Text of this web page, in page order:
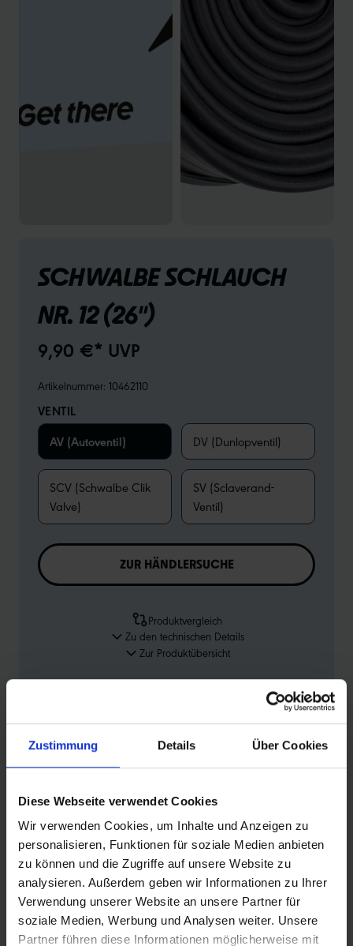
Zustimmung Details Über Cookies
Diese Webseite verwendet Cookies
Wir verwenden Cookies, um Inhalte und Anzeigen zu
personalisieren, Funktionen für soziale Medien anbieten
zu können und die Zugriffe auf unsere Website zu
analysieren. Außerdem geben wir Informationen zu Ihrer
Verwendung unserer Website an unsere Partner für
soziale Medien, Werbung und Analysen weiter. Unsere
Partner führen diese Informationen möglicherweise mit
SCHWALBE SCHLAUCH
NR. 12 (26")
9,90 €* UVP
Artikelnummer: 10462110
VENTIL
AV (Autoventil)
DV (Dunlopventil)
SCV (Schwalbe Clik
Valve)
SV (Sclaverand-
Ventil)
ZUR HÄNDLERSUCHE
Produktvergleich
Zu den technischen Details
Zur Produktübersicht
Schwalbe Standard Fahrradschlauch Nr. 12. Für
Fahrradreifen in der Größe 26" Zoll (ETRTO 47-559, 47-
571, 30→47-584, 32→44-590, 32-597). Hält die Luft
überdurchschnittlich lang. Dank bester Materialgüte und
gleichmäßiger Wandstärke. Höchste Zuverlässigkeit, die
sich millionenfach bewährt hat.